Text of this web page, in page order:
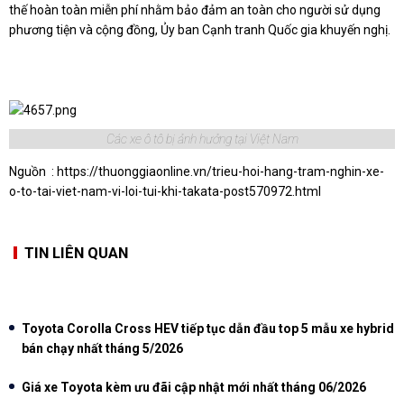
thế hoàn toàn miễn phí nhằm bảo đảm an toàn cho người sử dụng
phương tiện và cộng đồng, Ủy ban Cạnh tranh Quốc gia khuyến nghị.
Các xe ô tô bị ảnh hưởng tại Việt Nam
Nguồn : https://thuonggiaonline.vn/trieu-hoi-hang-tram-nghin-xe-
o-to-tai-viet-nam-vi-loi-tui-khi-takata-post570972.html
TIN LIÊN QUAN
Toyota Corolla Cross HEV tiếp tục dẫn đầu top 5 mẫu xe hybrid
bán chạy nhất tháng 5/2026
Giá xe Toyota kèm ưu đãi cập nhật mới nhất tháng 06/2026